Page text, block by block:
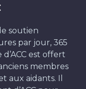
soutien
par jour, 365
est offert
membres
aux aidants. Il